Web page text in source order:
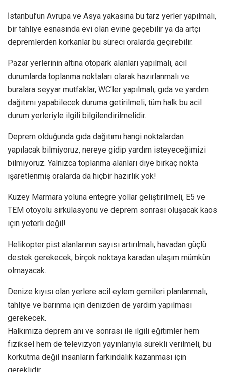
İstanbul’un Avrupa ve Asya yakasına bu tarz yerler yapılmalı,
bir tahliye esnasında evi olan evine geçebilir ya da artçı
depremlerden korkanlar bu süreci oralarda geçirebilir.
Pazar yerlerinin altına otopark alanları yapılmalı, acil
durumlarda toplanma noktaları olarak hazırlanmalı ve
buralara seyyar mutfaklar, WC’ler yapılmalı, gıda ve yardım
dağıtımı yapabilecek duruma getirilmeli, tüm halk bu acil
durum yerleriyle ilgili bilgilendirilmelidir.
Deprem olduğunda gıda dağıtımı hangi noktalardan
yapılacak bilmiyoruz, nereye gidip yardım isteyeceğimizi
bilmiyoruz. Yalnızca toplanma alanları diye birkaç nokta
işaretlenmiş oralarda da hiçbir hazırlık yok!
Kuzey Marmara yoluna entegre yollar geliştirilmeli, E5 ve
TEM otoyolu sirkülasyonu ve deprem sonrası oluşacak kaos
için yeterli değil!
Helikopter pist alanlarının sayısı artırılmalı, havadan güçlü
destek gerekecek, birçok noktaya karadan ulaşım mümkün
olmayacak.
Denize kıyısı olan yerlere acil eylem gemileri planlanmalı,
tahliye ve barınma için denizden de yardım yapılması
gerekecek.
Halkımıza deprem anı ve sonrası ile ilgili eğitimler hem
fiziksel hem de televizyon yayınlarıyla sürekli verilmeli, bu
korkutma değil insanların farkındalık kazanması için